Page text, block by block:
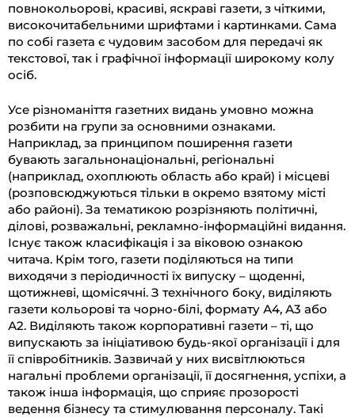
повнокольорові, красиві, яскраві газети, з чіткими,
високочитабельними шрифтами і картинками. Сама
по собі газета є чудовим засобом для передачі як
текстової, так і графічної інформації широкому колу
осіб.
Усе різноманіття газетних видань умовно можна
розбити на групи за основними ознаками.
Наприклад, за принципом поширення газети
бувають загальнонаціональні, регіональні
(наприклад, охоплюють область або край) і місцеві
(розповсюджуються тільки в окремо взятому місті
або районі). За тематикою розрізняють політичні,
ділові, розважальні, рекламно-інформаційні видання.
Існує також класифікація і за віковою ознакою
читача. Крім того, газети поділяються на типи
виходячи з періодичності їх випуску – щоденні,
щотижневі, щомісячні. З технічного боку, виділяють
газети кольорові та чорно-білі, формату А4, А3 або
А2. Виділяють також корпоративні газети – ті, що
випускають за ініціативою будь-якої організації і для
її співробітників. Зазвичай у них висвітлюються
нагальні проблеми організації, її досягнення, успіхи, а
також інша інформація, що сприяє прозорості
ведення бізнесу та стимулювання персоналу. Такі